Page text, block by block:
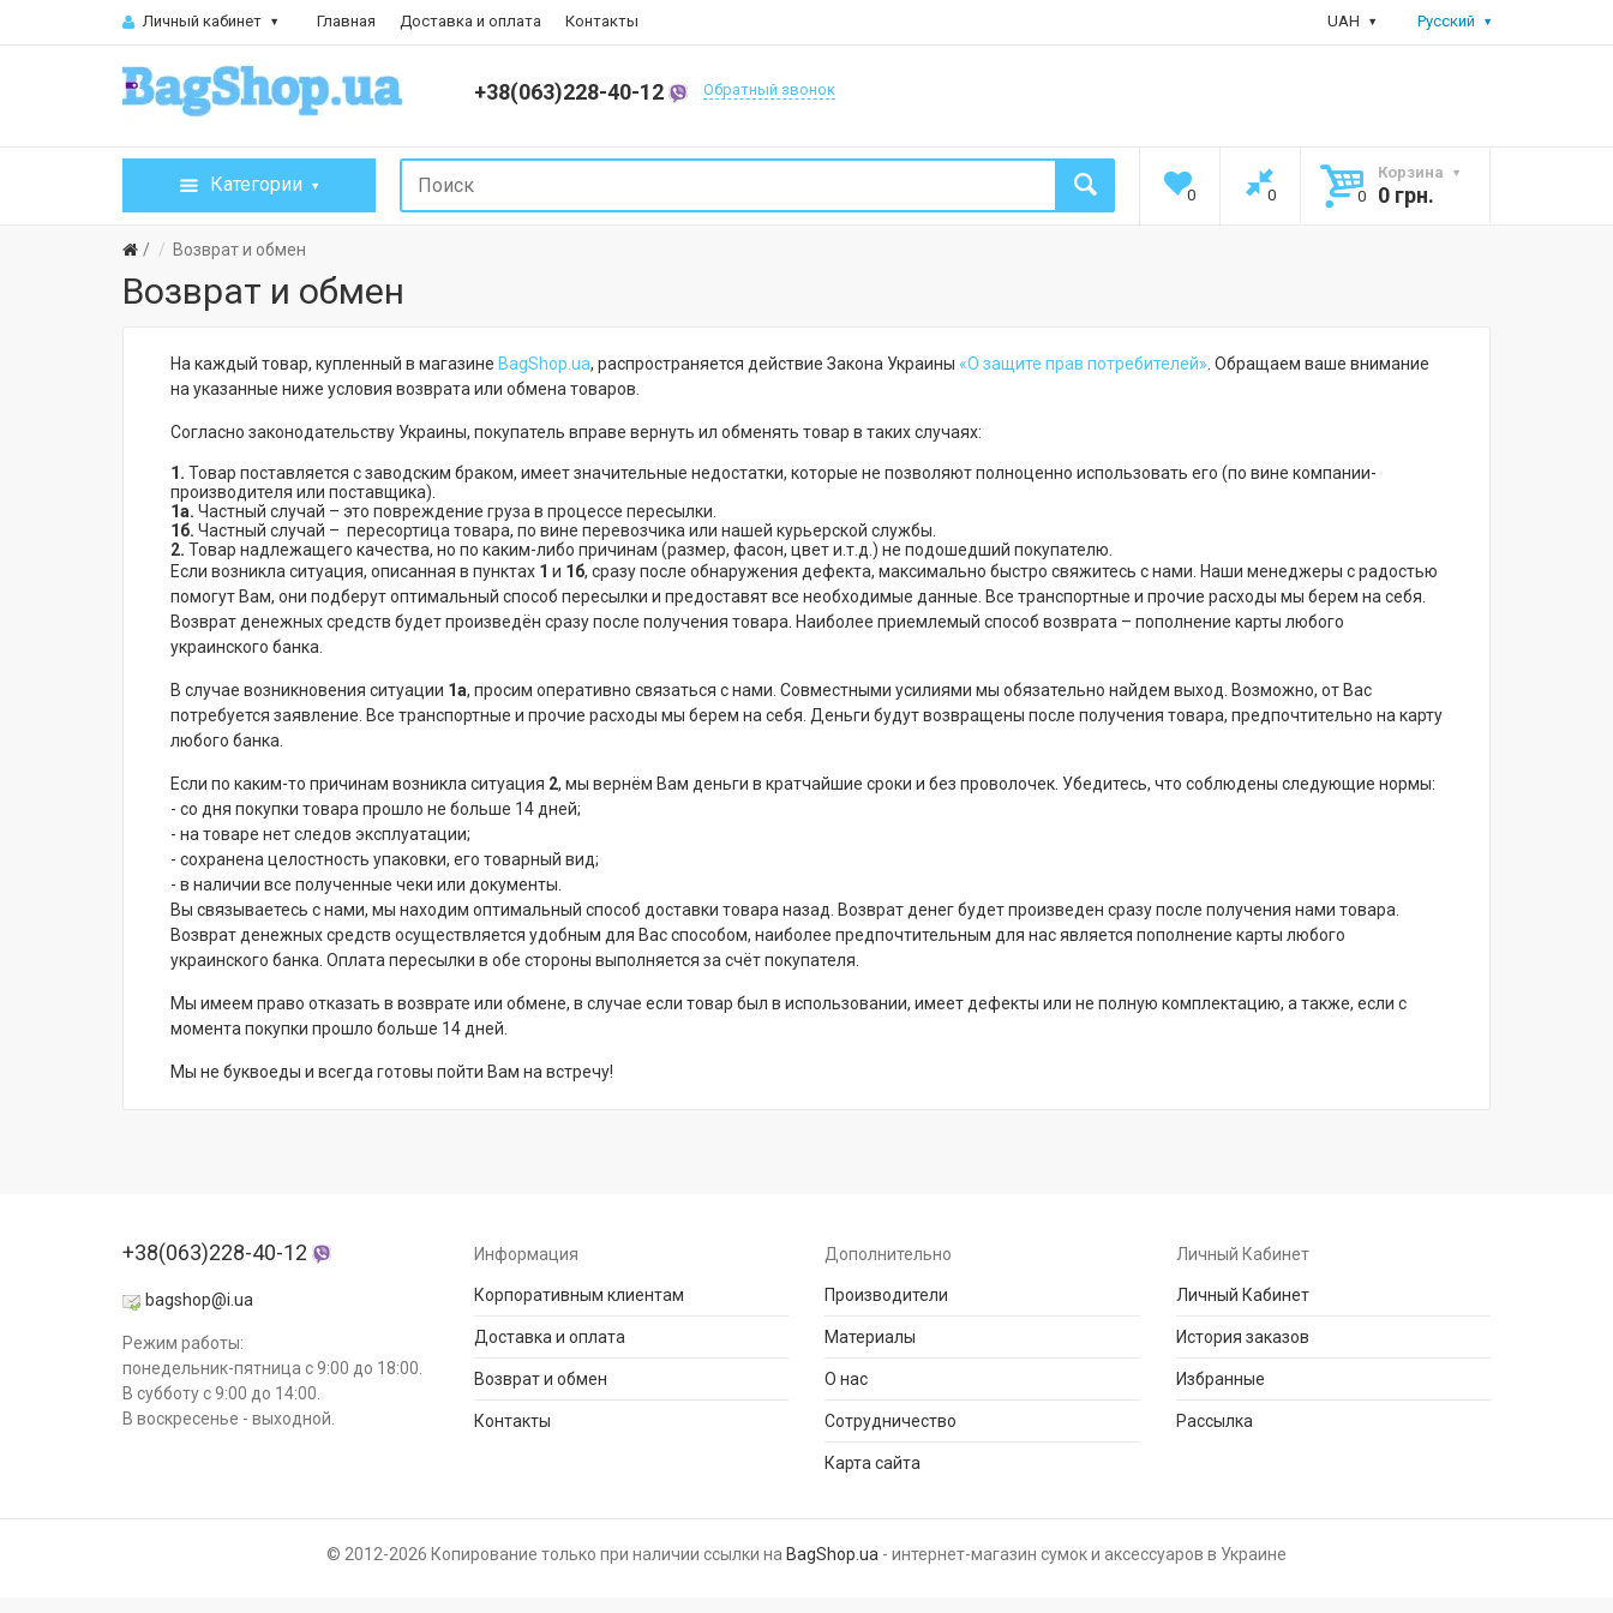
Личный кабинет Главная Доставка и оплата Контакты UAH Русский
+38(063)228-40-12 Обратный звонок
Категории 0 0
Корзина
0
0 грн.
Возврат и обмен
Возврат и обмен
На каждый товар, купленный в магазине BagShop.ua, распространяется действие Закона Украины «О защите прав потребителей» . Обращаем ваше внимание
на указанные ниже условия возврата или обмена товаров.
Согласно законодательству Украины, покупатель вправе вернуть ил обменять товар в таких случаях:
1. Товар поставляется с заводским браком, имеет значительные недостатки, которые не позволяют полноценно использовать его (по вине компании-
производителя или поставщика).
1а. Частный случай – это повреждение груза в процессе пересылки.
1б. Частный случай – пересортица товара, по вине перевозчика или нашей курьерской службы.
2. Товар надлежащего качества, но по каким-либо причинам (размер, фасон, цвет и.т.д.) не подошедший покупателю.
Если возникла ситуация, описанная в пунктах 1 и 1б, сразу после обнаружения дефекта, максимально быстро свяжитесь с нами. Наши менеджеры с радостью
помогут Вам, они подберут оптимальный способ пересылки и предоставят все необходимые данные. Все транспортные и прочие расходы мы берем на себя.
Возврат денежных средств будет произведён сразу после получения товара. Наиболее приемлемый способ возврата – пополнение карты любого
украинского банка.
В случае возникновения ситуации 1а, просим оперативно связаться с нами. Совместными усилиями мы обязательно найдем выход. Возможно, от Вас
потребуется заявление. Все транспортные и прочие расходы мы берем на себя. Деньги будут возвращены после получения товара, предпочтительно на карту
любого банка.
Если по каким-то причинам возникла ситуация 2, мы вернём Вам деньги в кратчайшие сроки и без проволочек. Убедитесь, что соблюдены следующие нормы:
- со дня покупки товара прошло не больше 14 дней;
- на товаре нет следов эксплуатации;
- сохранена целостность упаковки, его товарный вид;
- в наличии все полученные чеки или документы.
Вы связываетесь с нами, мы находим оптимальный способ доставки товара назад. Возврат денег будет произведен сразу после получения нами товара.
Возврат денежных средств осуществляется удобным для Вас способом, наиболее предпочтительным для нас является пополнение карты любого
украинского банка. Оплата пересылки в обе стороны выполняется за счёт покупателя.
Мы имеем право отказать в возврате или обмене, в случае если товар был в использовании, имеет дефекты или не полную комплектацию, а также, если с
момента покупки прошло больше 14 дней.
Мы не буквоеды и всегда готовы пойти Вам на встречу!
+38(063)228-40-12
bagshop@i.ua
Режим работы:
понедельник-пятница с 9:00 до 18:00.
В субботу с 9:00 до 14:00.
В воскресенье - выходной.
Информация
Корпоративным клиентам
Доставка и оплата
Возврат и обмен
Контакты
Дополнительно
Производители
Материалы
О нас
Сотрудничество
Карта сайта
Личный Кабинет
Личный Кабинет
История заказов
Избранные
Рассылка
© 2012-2026 Копирование только при наличии ссылки на BagShop.ua - интернет-магазин сумок и аксессуаров в Украине